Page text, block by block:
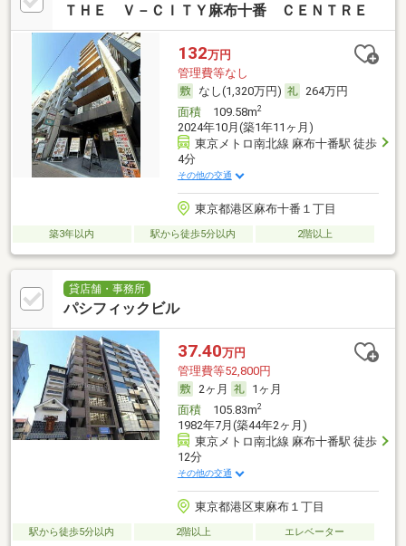
ＴＨＥ Ｖ－ＣＩＴＹ麻布十番 ＣＥＮＴＲＥ
132万円
管理費等なし
なし(1,320万円)
264万円
面積109.58m2
2024年10月(築1年11ヶ月)
東京メトロ南北線 麻布十番駅 徒歩
4分
その他の交通
東京都港区麻布十番１丁目
築3年以内 駅から徒歩5分以内 2階以上
貸店舗・事務所
パシフィックビル
37.40万円
管理費等52,800円
2ヶ月
1ヶ月
面積105.83m2
1982年7月(築44年2ヶ月)
東京メトロ南北線 麻布十番駅 徒歩
12分
その他の交通
東京都港区東麻布１丁目
駅から徒歩5分以内 2階以上 エレベーター